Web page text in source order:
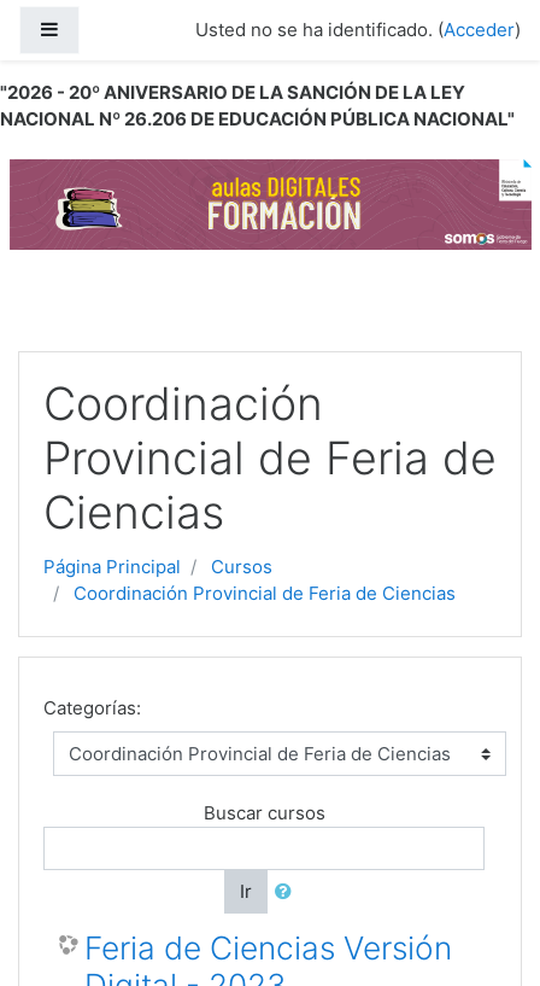
"2026 - 20º ANIVERSARIO DE LA SANCIÓN DE LA LEY
NACIONAL Nº 26.206 DE EDUCACIÓN PÚBLICA NACIONAL"
Usted no se ha identificado. (Acceder)
Coordinación
Provincial de Feria de
Ciencias
Página Principal
Cursos
Coordinación Provincial de Feria de Ciencias
Categorías:
Buscar cursos
Ir
Feria de Ciencias Versión